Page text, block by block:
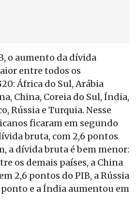
o aumento da dívida
entre todos os
África do Sul, Arábia
China, Coreia do Sul, Índia,
Rússia e Turquia. Nesse
ficaram em segundo
bruta, com 2,6 pontos
a dívida bruta é bem menor:
os demais países, a China
2,6 pontos do PIB, a Rússia
e a Índia aumentou em